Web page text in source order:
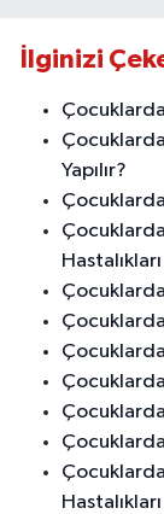
İlginizi
Yapılır?
Çocuklarda
Hastalıkları
Çocuklarda
Hastalıkları